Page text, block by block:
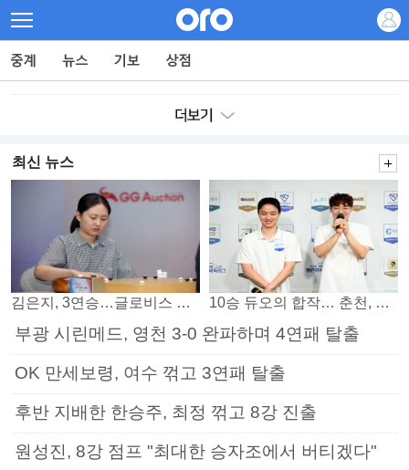
최신 뉴스
김은지, 3연승…글로비스 챔프 김승구도 넘었다 10승 듀오의 합작… 춘천, 소소회 꺾고 PO 진출
부광 시린메드, 영천 3-0 완파하며 4연패 탈출
OK 만세보령, 여수 꺾고 3연패 탈출
후반 지배한 한승주, 최정 꺾고 8강 진출
원성진, 8강 점프 "최대한 승자조에서 버티겠다"